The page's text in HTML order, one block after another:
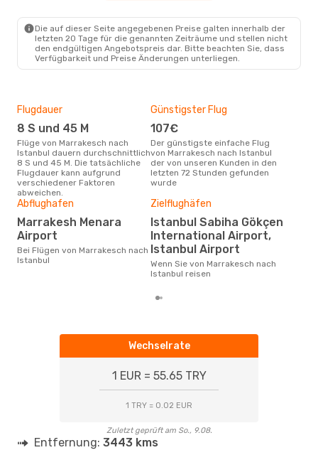
Die auf dieser Seite angegebenen Preise galten innerhalb der
letzten 20 Tage für die genannten Zeiträume und stellen nicht
den endgültigen Angebotspreis dar. Bitte beachten Sie, dass
Verfügbarkeit und Preise Änderungen unterliegen.
Flugdauer
8 S und 45 M
Flüge von Marrakesch nach
Istanbul dauern durchschnittlich
8 S und 45 M. Die tatsächliche
Flugdauer kann aufgrund
verschiedener Faktoren
abweichen.
Günstigster Flug
107€
Der günstigste einfache Flug
von Marrakesch nach Istanbul
der von unseren Kunden in den
letzten 72 Stunden gefunden
wurde
Abflughafen
Marrakesh Menara
Airport
Bei Flügen von Marrakesch nach
Istanbul
Zielflughäfen
Istanbul Sabiha Gökçen
International Airport,
Istanbul Airport
Wenn Sie von Marrakesch nach
Istanbul reisen
Wechselrate
1 EUR = 55.65 TRY
1 TRY = 0.02 EUR
Zuletzt geprüft am So., 9.08.
Entfernung: 3443 kms